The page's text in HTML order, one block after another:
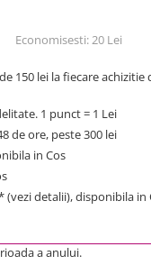
Economisesti:20 Lei
150 lei la fiecare achizitie
1 punct = 1 Lei
de ore, peste 300 lei
in Cos
(vezi detalii), disponibila in
a anului.